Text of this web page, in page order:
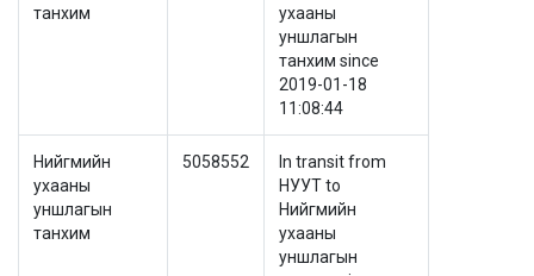
танхим
ухааны
уншлагын
танхим since
2019-01-18
11:08:44
Нийгмийн
ухааны
уншлагын
танхим
5058552
In transit from
НУУТ to
Нийгмийн
ухааны
уншлагын